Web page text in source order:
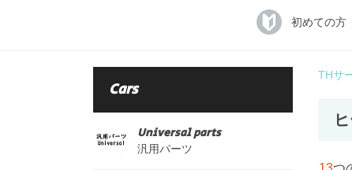
初めての方
Cars
Universal parts
汎用パーツ
THサ